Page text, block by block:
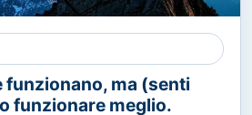
funzionano, ma (senti
funzionare meglio.